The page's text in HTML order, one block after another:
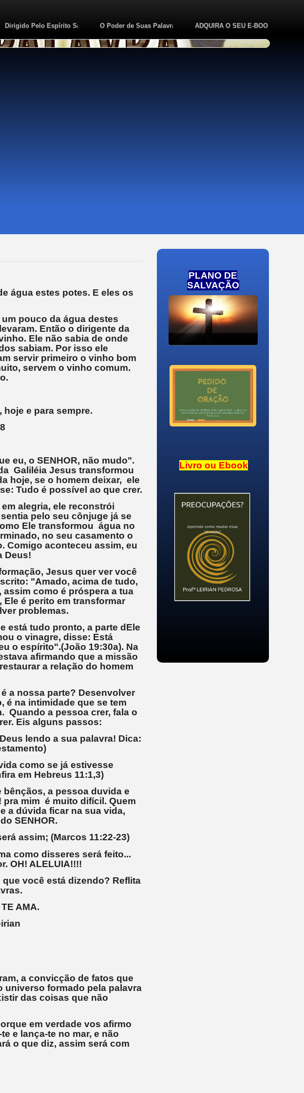
Dirigido Pelo Espírito Santo O Poder de Suas Palavras ADQUIRA O SEU E-BOOK
água estes potes. E eles os
pouco da água destes
Então o dirigente da
Ele não sabia de onde
sabiam. Por isso ele
servir primeiro o vinho bom
servem o vinho comum.
e para sempre.
eu, o SENHOR, não mudo".
Galiléia Jesus transformou
hoje, se o homem deixar, ele
Tudo é possível ao que crer.
alegria, ele reconstrói
pelo seu cônjuge já se
Ele transformou água no
no seu casamento o
Comigo aconteceu assim, eu
Deus!
Jesus quer ver você
"Amado, acima de tudo,
como é próspera a tua
Ele é perito em transformar
problemas.
está tudo pronto, a parte dEle
o vinagre, disse: Está
o espírito".(João 19:30a). Na
afirmando que a missão
a relação do homem
a nossa parte? Desenvolver
é na intimidade que se tem
Quando a pessoa crer, fala o
Eis alguns passos:
lendo a sua palavra! Dica:
como se já estivesse
em Hebreus 11:1,3)
bênçãos, a pessoa duvida e
pra mim é muito difícil. Quem
a dúvida ficar na sua vida,
SENHOR.
assim; (Marcos 11:22-23)
como disseres será feito...
OH! ALELUIA!!!!
você está dizendo? Reflita
AMA.
a convicção de fatos que
universo formado pela palavra
das coisas que não
em verdade vos afirmo
e lança-te no mar, e não
o que diz, assim será com
PLANO DE
SALVAÇÃO
Livro ou Ebook